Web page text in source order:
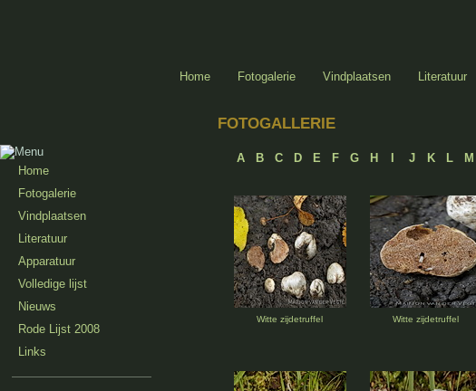
Home Fotogalerie Vindplaatsen Literatuur
Home
Fotogalerie
Vindplaatsen
Literatuur
Apparatuur
Volledige lijst
Nieuws
Rode Lijst 2008
Links
FOTOGALLERIE
A B C D E F G H J K L M
Witte zijdetruffel Witte zijdetruffel